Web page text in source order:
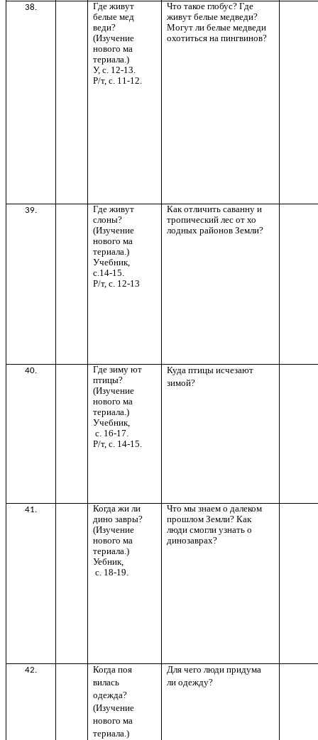
38.
Где живут
белые мед
веди?
(Изучение
нового ма
териала.)
У, с. 12-13.
Р/т, с. 11-12.
Что такое глобус? Где
живут белые медведи?
Могут ли белые медведи
охотиться на пингвинов?
39.
Где живут
слоны?
(Изучение
нового ма
териала.)
Учебник,
с.14-15.
Р/т, с. 12-13
Как отличить саванну и
тропический лес от хо
лодных районов Земли?
40.
Где зиму ют
птицы?
(Изучение
нового ма
териала.)
Учебник,
с. 16-17.
Р/т, с. 14-15.
Куда птицы исчезают
зимой?
41.
Когда жи ли
дино завры?
(Изучение
нового ма
териала.)
Уебник,
с. 18-19.
Что мы знаем о далеком
прошлом Земли? Как
люди смогли узнать о
динозаврах?
42.
Когда поя
вилась
одежда?
(Изучение
нового ма
териала.)
Для чего люди придума
ли одежду?